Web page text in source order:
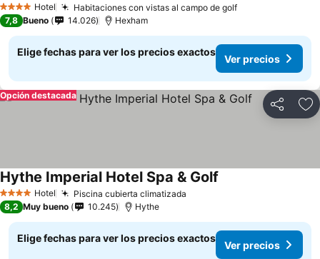
4 EstrellasHotel Habitaciones con vistas al campo de golf
7,8 Bueno 14.026 Hexham
Elige fechas para ver los precios exactos
Ver precios
Compartir
Opción destacada
4 EstrellasHotel Piscina cubierta climatizada
Hythe Imperial Hotel Spa & Golf
8,2 Muy bueno 10.245 Hythe
Elige fechas para ver los precios exactos
Ver precios